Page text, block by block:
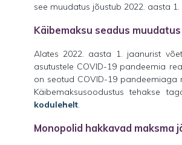
see muudatus jõustub 2022. aasta 1.
Käibemaksu seadus
Alates 2022. aasta 1. jaanurist
asutustele COVID-19 pandeemia
on seotud COVID-19 pandeemiaga
Käibemaksusoodustus tehakse
kodulehelt.
Monopolid hakkavad maksma